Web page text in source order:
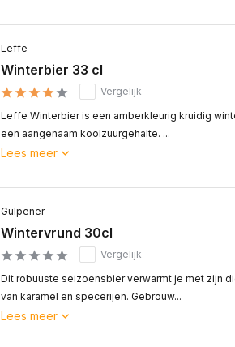
Leffe
Winterbier 33 cl
Vergelijk
Leffe Winterbier is een amberkleurig kruidig
een aangenaam koolzuurgehalte. ...
Lees meer
Gulpener
Wintervrund 30cl
Vergelijk
Dit robuuste seizoensbier verwarmt je met zijn
van karamel en specerijen. Gebrouw...
Lees meer